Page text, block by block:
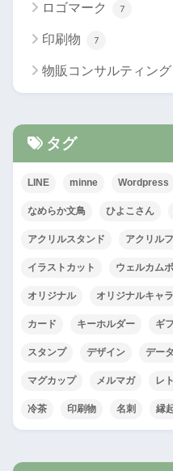
ロゴマーク 7
印刷物 7
物販コンサルティング
タグ
LINE minne Wordpress
なめらか文鳥 ひよこさん
アクリルスタンド アクリル
イラストカット ウェルカム
オリジナル オリジナルキャ
カード キーホルダー ギ
スタンプ デザイン デー
マグカップ メルマガ レ
冷茶 印刷物 名刺 縁